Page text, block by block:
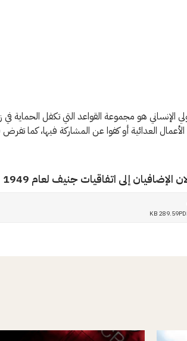
الإنساني هو مجموعة القواعد التي تكفل
العدائية أو كفوا عن المشاركة فيها، كما
الإضافيان إلى اتفاقيات جنيف لعام 1949
289.59 KB